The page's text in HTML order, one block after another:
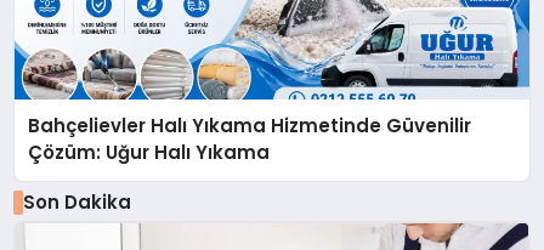
Bahçelievler Halı Yıkama Hizmetinde Güvenilir
Çözüm: Uğur Halı Yıkama
Son Dakika